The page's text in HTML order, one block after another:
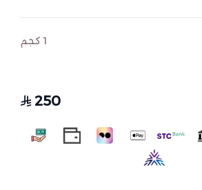
1 كجم
250